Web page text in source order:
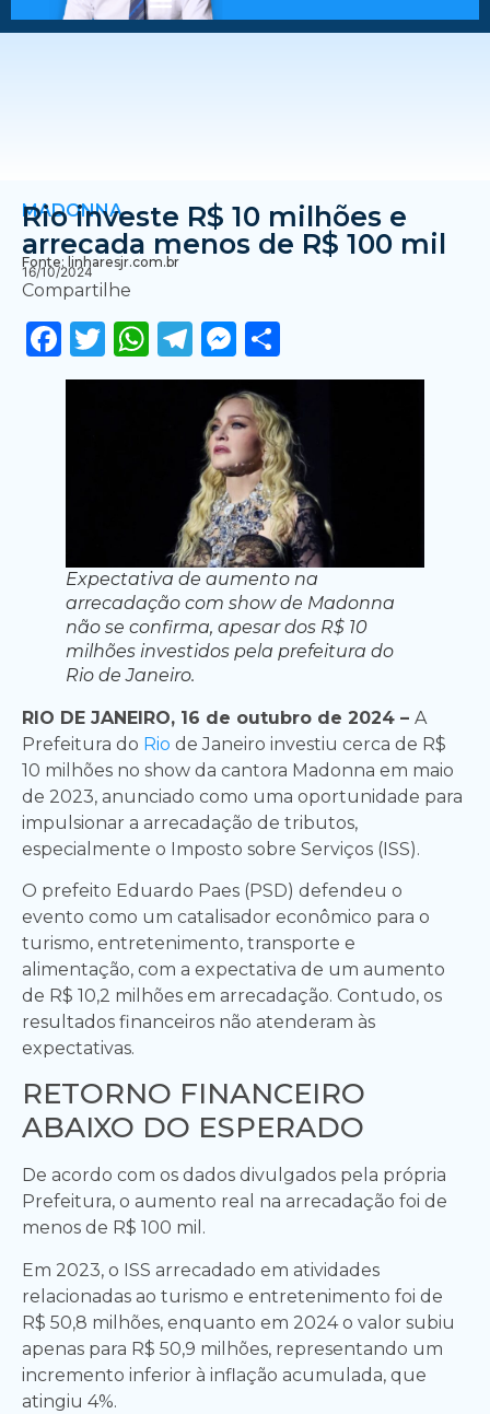
MADONNA
Rio investe R$ 10 milhões e
arrecada menos de R$ 100 mil
Fonte: linharesjr.com.br
16/10/2024
Compartilhe
Facebook
Twitter
WhatsApp
Telegram
Messenger
Expectativa de aumento na
arrecadação com show de Madonna
não se confirma, apesar dos R$ 10
milhões investidos pela prefeitura do
Rio de Janeiro.
RIO DE JANEIRO, 16 de outubro de 2024 – A
Prefeitura do Rio de Janeiro investiu cerca de R$
10 milhões no show da cantora Madonna em maio
de 2023, anunciado como uma oportunidade para
impulsionar a arrecadação de tributos,
especialmente o Imposto sobre Serviços (ISS).
O prefeito Eduardo Paes (PSD) defendeu o
evento como um catalisador econômico para o
turismo, entretenimento, transporte e
alimentação, com a expectativa de um aumento
de R$ 10,2 milhões em arrecadação. Contudo, os
resultados financeiros não atenderam às
expectativas.
RETORNO FINANCEIRO
ABAIXO DO ESPERADO
De acordo com os dados divulgados pela própria
Prefeitura, o aumento real na arrecadação foi de
menos de R$ 100 mil.
Em 2023, o ISS arrecadado em atividades
relacionadas ao turismo e entretenimento foi de
R$ 50,8 milhões, enquanto em 2024 o valor subiu
apenas para R$ 50,9 milhões, representando um
incremento inferior à inflação acumulada, que
atingiu 4%.